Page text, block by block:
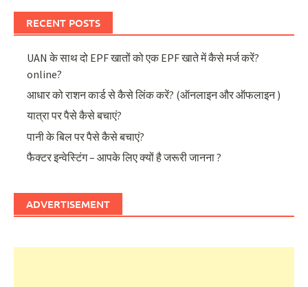
RECENT POSTS
UAN के साथ दो EPF खातों को एक EPF खाते में कैसे मर्ज करें?
online?
आधार को राशन कार्ड से कैसे लिंक करें? (ऑनलाइन और ऑफलाइन )
यात्रा पर पैसे कैसे बचाएं?
पानी के बिल पर पैसे कैसे बचाएं?
फैक्टर इन्वेस्टिंग – आपके लिए क्यों है जरूरी जानना ?
ADVERTISEMENT